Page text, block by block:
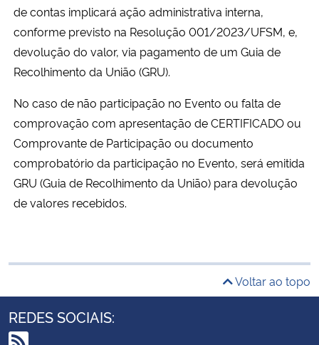
de contas implicará ação administrativa interna,
conforme previsto na Resolução 001/2023/UFSM, e,
devolução do valor, via pagamento de um Guia de
Recolhimento da União (GRU).
No caso de não participação no Evento ou falta de
comprovação com apresentação de CERTIFICADO ou
Comprovante de Participação ou documento
comprobatório da participação no Evento, será emitida
GRU (Guia de Recolhimento da União) para devolução
de valores recebidos.
Voltar ao topo
REDES SOCIAIS: